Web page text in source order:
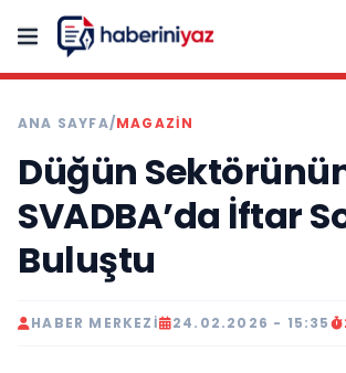
ANA SAYFA/MAGAZİN
Düğün
SVADBA’da İftar
Buluştu
HABER MERKEZI 24.02.2026 - 15:35